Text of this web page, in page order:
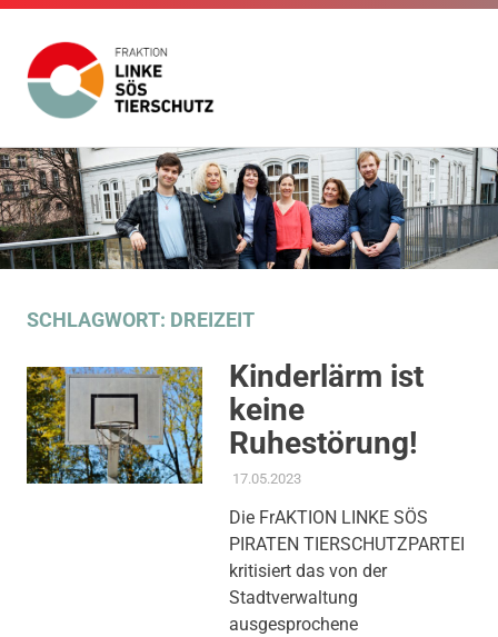
Zum
Inhalt
springen
Linke
SÖS
Tierschutz
der
Fraktion
Die
Linke
SÖS
Gemeinderat
SCHLAGWORT: DREIZEIT
Kinderlärm ist
keine
Ruhestörung!
17.05.2023ADMIN
AKTUELLES
VIELFALT,KINDER JUGEND
BILDUNG,PRESSE,
PRESSEMITTEILUNG
TEILHABE
Die FrAKTION LINKE SÖS
PIRATEN TIERSCHUTZPARTEI
kritisiert das von der
Stadtverwaltung
ausgesprochene